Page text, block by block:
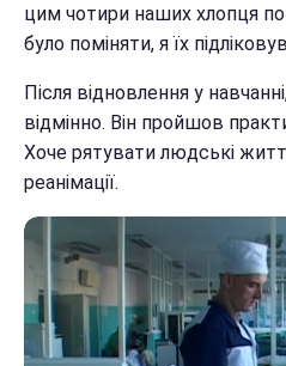
цим чотири наших хлопця
було поміняти, я їх
Після відновлення у
відмінно. Він пройшов
Хоче рятувати людські
реанімації.